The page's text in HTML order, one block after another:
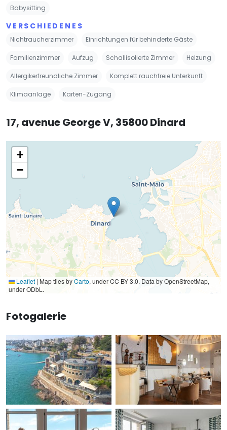
Babysitting
VERSCHIEDENES
Nichtraucherzimmer Einrichtungen für behinderte Gäste
Familienzimmer Aufzug Schallisolierte Zimmer Heizung
Allergikerfreundliche Zimmer Komplett rauchfreie Unterkunft
Klimaanlage Karten-Zugang
17, avenue George V, 35800 Dinard
+
−
Leaflet | Map tiles byCarto, under CC BY 3.0. Data by OpenStreetMap,
under ODbL.
Fotogalerie